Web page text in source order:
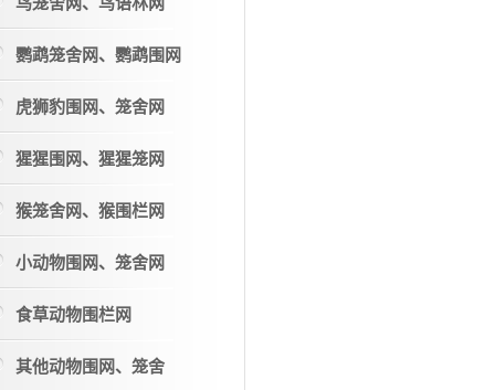
鹦鹉笼舍网、鹦鹉围网
虎狮豹围网、笼舍网
猩猩围网、猩猩笼网
猴笼舍网、猴围栏网
小动物围网、笼舍网
食草动物围栏网
其他动物围网、笼舍